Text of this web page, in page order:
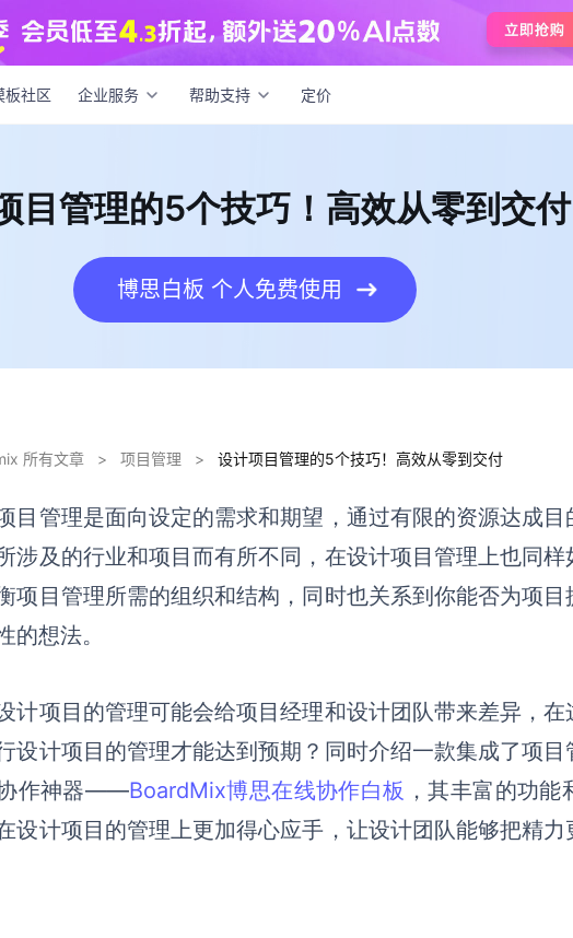
板社区 企业服务 帮助支持 定价
管理的5个技巧！高效从零到交付
目管理的5个技巧！高效从零到交付
博思白板 个人免费使用
所有文章 > 项目管理 > 设计项目管理的5个技巧！高效从零到交付
目管理是面向设定的需求和期望，通过有限的资源达成
涉及的行业和项目而有所不同，在设计项目管理上也同样
项目管理所需的组织和结构，同时也关系到你能否为项
的想法。
计项目的管理可能会给项目经理和设计团队带来差异，
设计项目的管理才能达到预期 ？ 同时介绍一款集成了项
作神器——BoardMix博思在线协作白板 ，其丰富的功能
设计项目的管理上更加得心应手，让设计团队能够把精